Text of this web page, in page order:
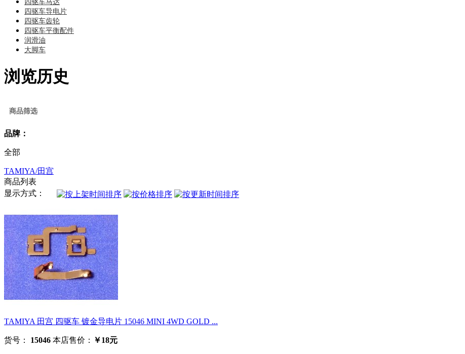
四驱车马达
四驱车导电片
四驱车齿轮
四驱车平衡配件
润滑油
大脚车
浏览历史
商品筛选
品牌：
全部
TAMIYA/田宫
商品列表
显示方式：
TAMIYA 田宫 四驱车 镀金导电片 15046 MINI 4WD GOLD ...
货号： 15046 本店售价： ￥18元